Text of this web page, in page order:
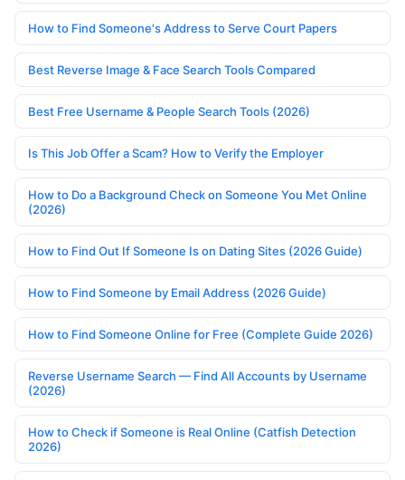
How to Find Someone's Address to Serve Court Papers
Best Reverse Image & Face Search Tools Compared
Best Free Username & People Search Tools (2026)
Is This Job Offer a Scam? How to Verify the Employer
How to Do a Background Check on Someone You Met Online
(2026)
How to Find Out If Someone Is on Dating Sites (2026 Guide)
How to Find Someone by Email Address (2026 Guide)
How to Find Someone Online for Free (Complete Guide 2026)
Reverse Username Search — Find All Accounts by Username
(2026)
How to Check if Someone is Real Online (Catfish Detection
2026)